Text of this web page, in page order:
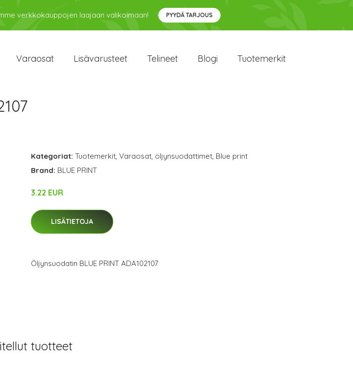
verkkokauppojen laajaan valikoimaan! PYYDÄ TARJOUS
Varaosat Lisävarusteet Telineet Blogi Tuotemerkit
Kategoriat: Tuotemerkit, Varaosat, öljynsuodattimet, Blue print
Brand: BLUE PRINT
3.22 EUR
LISÄTIETOJA
Öljynsuodatin BLUE PRINT ADA102107
tuotteet